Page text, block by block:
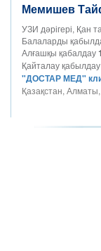
Мемишев
УЗИ дәрігері, Қан
Балаларды
Алғашқы қабалдау
Қайталау қабылдау
"ДОСТАР МЕД"
Қазақстан,